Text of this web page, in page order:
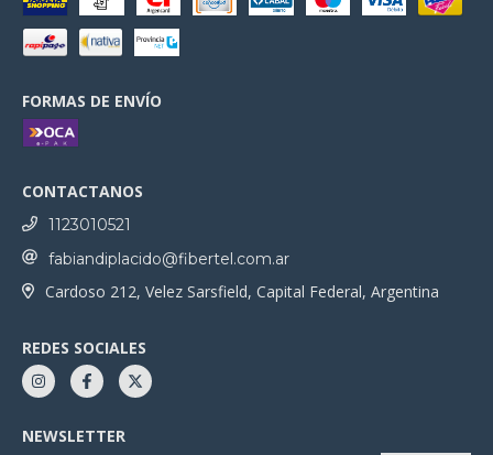
FORMAS DE ENVÍO
CONTACTANOS
1123010521
fabiandiplacido@fibertel.com.ar
Cardoso 212, Velez Sarsfield, Capital Federal, Argentina
REDES SOCIALES
NEWSLETTER